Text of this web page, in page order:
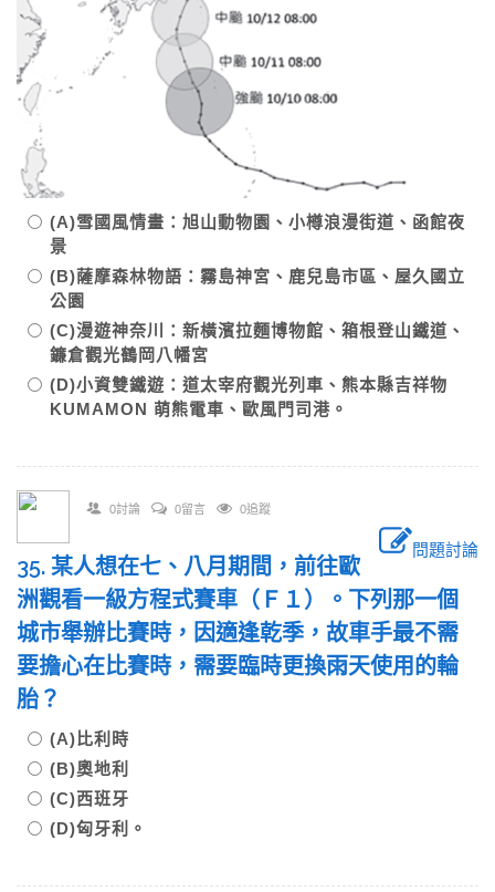
(A)雪國風情畫：旭山動物園、小樽浪漫街道、函館夜
景
(B)薩摩森林物語：霧島神宮、鹿兒島市區、屋久國立
公園
(C)漫遊神奈川：新橫濱拉麵博物館、箱根登山鐵道、
鐮倉觀光鶴岡八幡宮
(D)小資雙鐵遊：道太宰府觀光列車、熊本縣吉祥物
KUMAMON 萌熊電車、歐風門司港。
0討論 0留言 0追蹤
問題討論
35. 某人想在七、八月期間，前往歐
洲觀看一級方程式賽車（Ｆ１）。下列那一個
城市舉辦比賽時，因適逢乾季，故車手最不需
要擔心在比賽時，需要臨時更換雨天使用的輪
胎？
(A)比利時
(B)奧地利
(C)西班牙
(D)匈牙利。